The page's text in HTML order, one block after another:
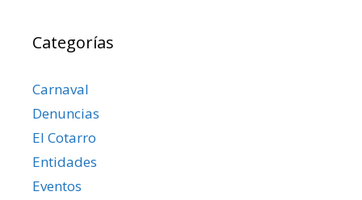
Categorías
Carnaval
Denuncias
El Cotarro
Entidades
Eventos